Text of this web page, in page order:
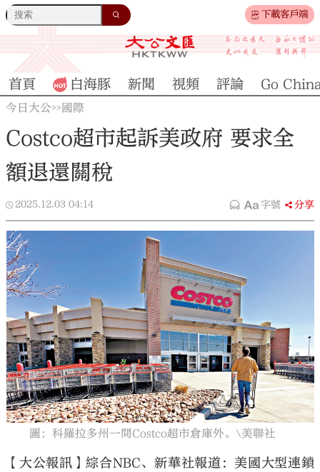
下載客戶端
大公文匯
首頁 白海豚 新聞 視頻 評論 Go
今日大公>> 國際
Costco超市起訴美政府 要求全
額退還關稅
2025.12.03 04:14 字號 分享
圖：科羅拉多州一間Costco超市倉庫外。\美聯社
【大公報訊】綜合NBC、新華社報道：美國大型連鎖